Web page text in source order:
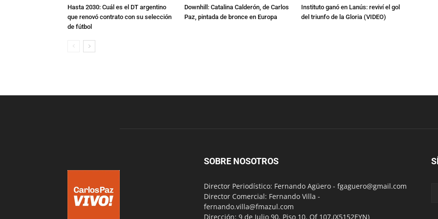
Hasta 2030: Cuál es el DT argentino
que renovó contrato con su selección
de fútbol
Downhill: Catalina Calderón, de Carlos
Paz, pintada de bronce en Europa
Instituto ganó en Lanús: reviví el gol
del triunfo de la Gloria (VIDEO)
SOBRE NOSOTROS
Director Periodístico: Fernando Agüero - fgaguero@gmail.com
Director Comercial: Fernando Villa -
fernando.villa@fmazul.com
Dirección: 9 de Julio 90. Piso 10. Of 107.(X5152EYN)